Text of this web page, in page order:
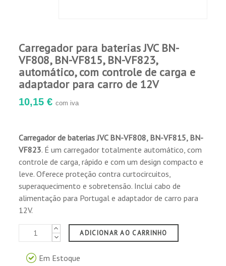
Carregador para baterias JVC BN-
VF808, BN-VF815, BN-VF823,
automático, com controle de carga e
adaptador para carro de 12V
10,15 € com iva
Carregador de baterias JVC BN-VF808, BN-VF815, BN-
VF823. É um carregador totalmente automático, com
controle de carga, rápido e com um design compacto e
leve. Oferece proteção contra curtocircuitos,
superaquecimento e sobretensão. Inclui cabo de
alimentação para Portugal e adaptador de carro para
12V.
ADICIONAR AO CARRINHO
Em Estoque